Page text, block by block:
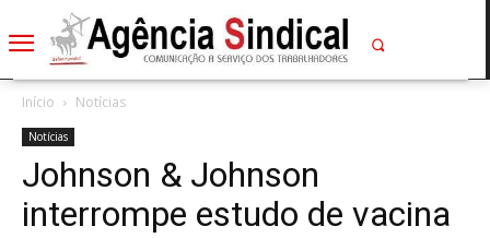
Início Notícias
Notícias
Johnson & Johnson
interrompe estudo de vacina